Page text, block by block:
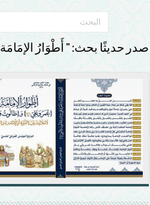
صدر حديثًا بحث: ” أَطْوَارُ الإمَامَة